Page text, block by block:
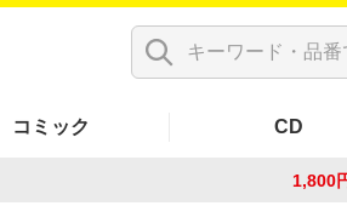
コミック CD
1,800